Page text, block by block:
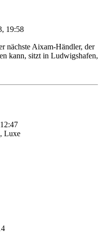
19:58
nächste Aixam-Händler, der
kann, sitzt in Ludwigshafen,
Luxe